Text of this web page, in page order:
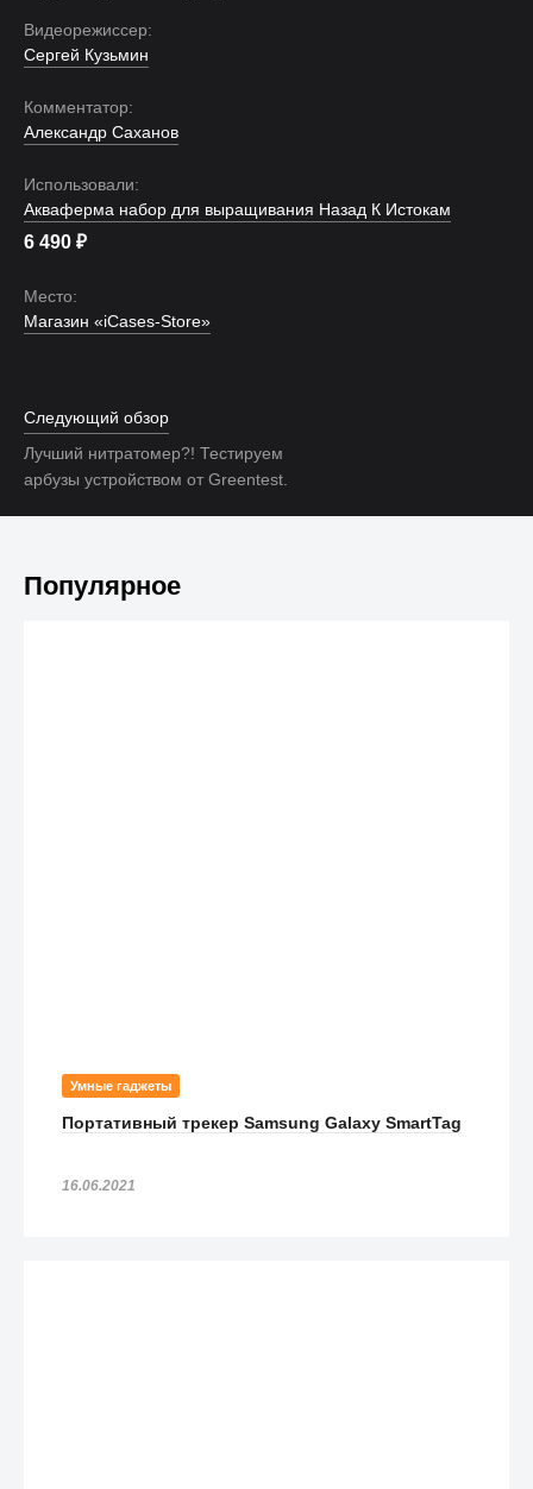
Видеорежиссер:
Сергей Кузьмин
Комментатор:
Александр Саханов
Использовали:
Акваферма набор для выращивания Назад К Истокам
6 490 ₽
Место:
Магазин «iCases-Store»
Следующий обзор
Лучший нитратомер?! Тестируем
арбузы устройством от Greentest.
Популярное
Умные гаджеты
Портативный трекер Samsung Galaxy SmartTag
16.06.2021